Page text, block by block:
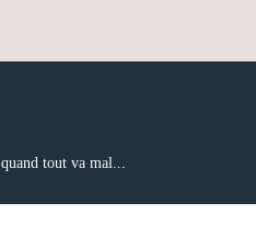
tout va mal...